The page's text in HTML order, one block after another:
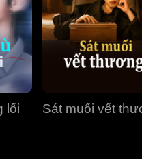
lối Sát muối vết